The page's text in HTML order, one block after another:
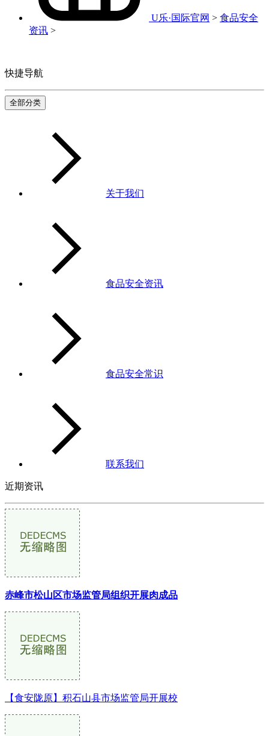
U乐·国际官网 > 食品安全
资讯 >
快捷导航
全部分类
关于我们
食品安全资讯
食品安全常识
联系我们
近期资讯
赤峰市松山区市场监管局组织开展肉成品
【食安陇原】积石山县市场监管局开展校